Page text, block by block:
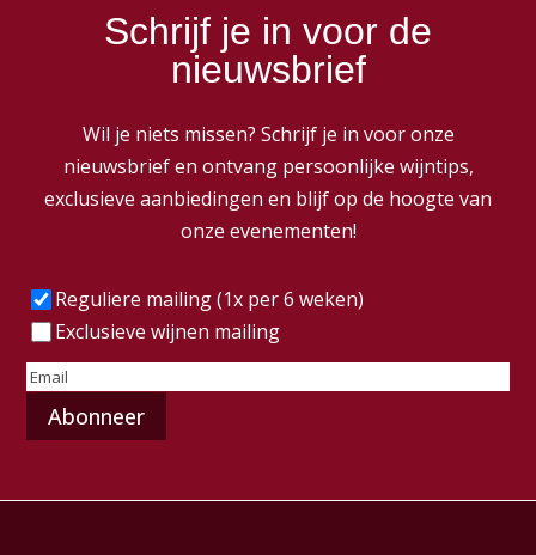
Schrijf je in voor de
nieuwsbrief
Wil je niets missen? Schrijf je in voor onze
nieuwsbrief en ontvang persoonlijke wijntips,
exclusieve aanbiedingen en blijf op de hoogte van
onze evenementen!
Frequentie(Vereist)
Reguliere mailing (1x per 6 weken)
Exclusieve wijnen mailing
E-
mailadres(Vereist)